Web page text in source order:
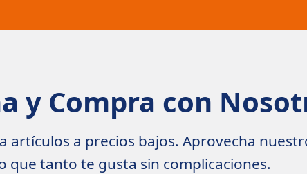
y Compra con
a precios bajos. Aprovecha
que tanto te gusta sin complicaciones.